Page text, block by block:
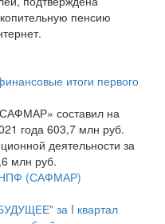
пенсию
итоги первого
составил на
года 603,7 млн руб.
деятельности за
млн руб.
(САФМАР)
за I квартал